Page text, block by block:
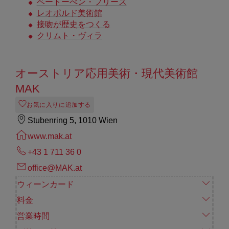
ベートーべン・フリース
レオポルド美術館
接吻が歴史をつくる
クリムト・ヴィラ
オーストリア応用美術・現代美術館
MAK
お気に入りに追加する
Stubenring 5, 1010 Wien
www.mak.at
+43 1 711 36 0
office@MAK.at
ウィーンカード
料金
営業時間